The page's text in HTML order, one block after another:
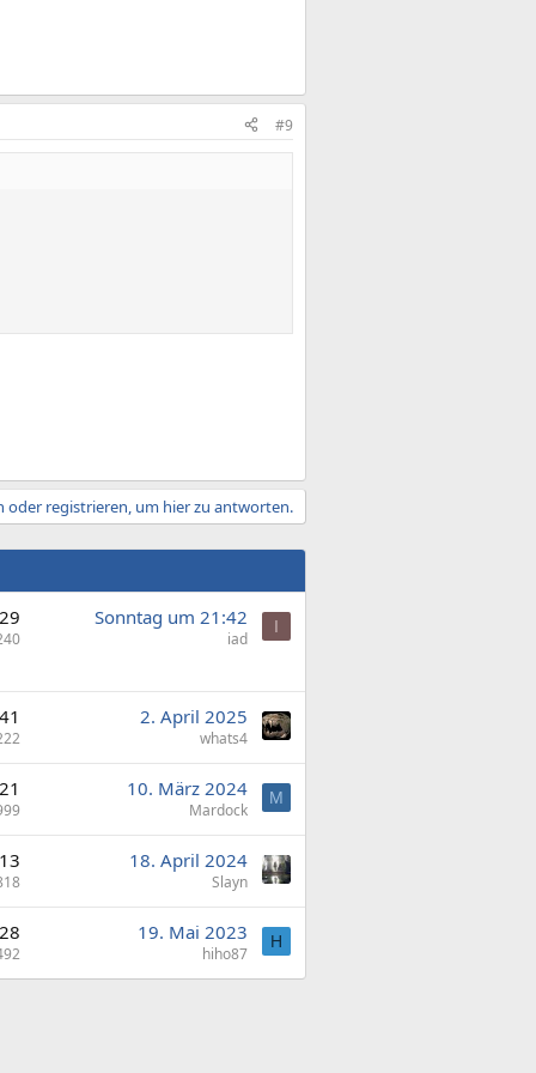
#9
oder registrieren, um hier zu antworten.
29 Sonntag um 21:42
iad
I
41 2. April 2025
whats4
21 10. März 2024
Mardock
M
13 18. April 2024
Slayn
28 19. Mai 2023
hiho87
H